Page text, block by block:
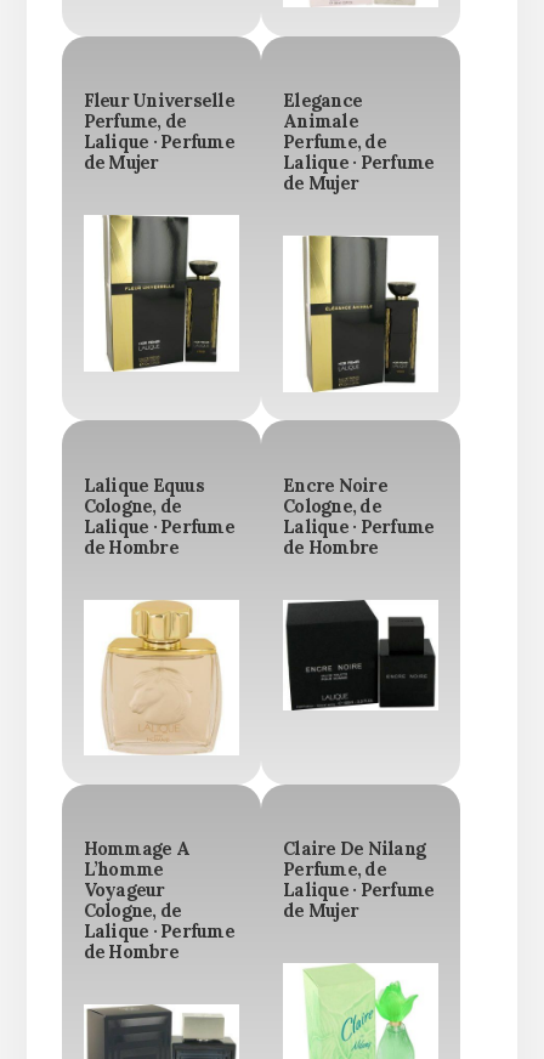
Fleur Universelle
Perfume, de
Lalique · Perfume
de Mujer
Elegance
Animale
Perfume, de
Lalique · Perfume
de Mujer
Lalique Equus
Cologne, de
Lalique · Perfume
de Hombre
Encre Noire
Cologne, de
Lalique · Perfume
de Hombre
Hommage A
L’homme
Voyageur
Cologne, de
Lalique · Perfume
de Hombre
Claire De Nilang
Perfume, de
Lalique · Perfume
de Mujer